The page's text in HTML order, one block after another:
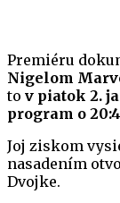
Premiéru
Nigelom
to v piatok 2.
program o
Joj ziskom
nasadením
Dvojke.